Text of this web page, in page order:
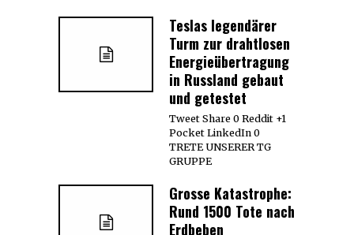
Teslas legendärer
Turm zur drahtlosen
Energieübertragung
in Russland gebaut
und getestet
Tweet Share 0 Reddit +1
Pocket LinkedIn 0
TRETE UNSERER TG
GRUPPE
Grosse Katastrophe:
Rund 1500 Tote nach
Erdbeben